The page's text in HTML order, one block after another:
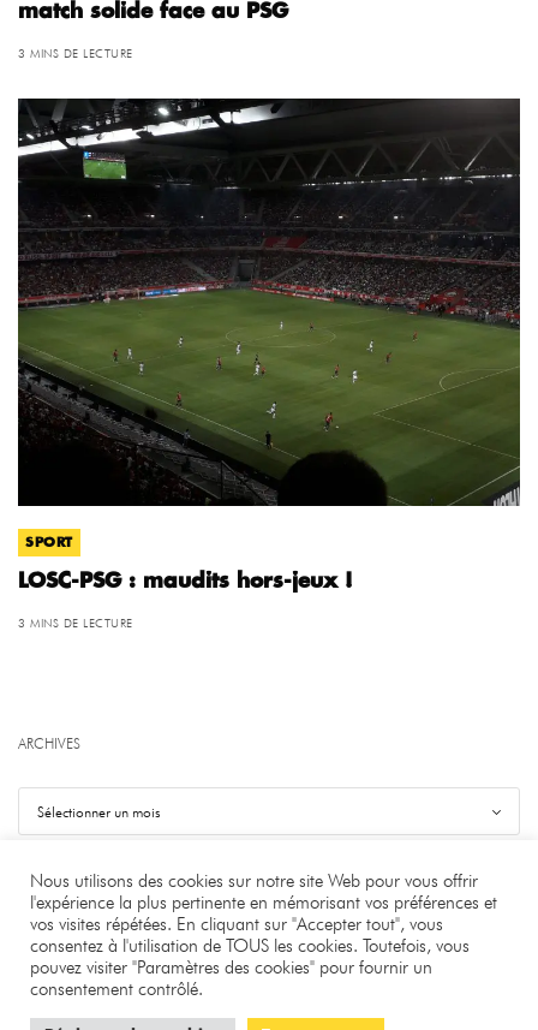
match solide face au PSG
3 MINS DE LECTURE
SPORT
LOSC-PSG : maudits hors-jeux !
3 MINS DE LECTURE
ARCHIVES
© Benjamin Bourgeois .
À PROPOS LA RÉDACTION
Nous utilisons des cookies sur notre site Web pour vous offrir
l'expérience la plus pertinente en mémorisant vos préférences et
vos visites répétées. En cliquant sur "Accepter tout", vous
consentez à l'utilisation de TOUS les cookies. Toutefois, vous
pouvez visiter "Paramètres des cookies" pour fournir un
consentement contrôlé.